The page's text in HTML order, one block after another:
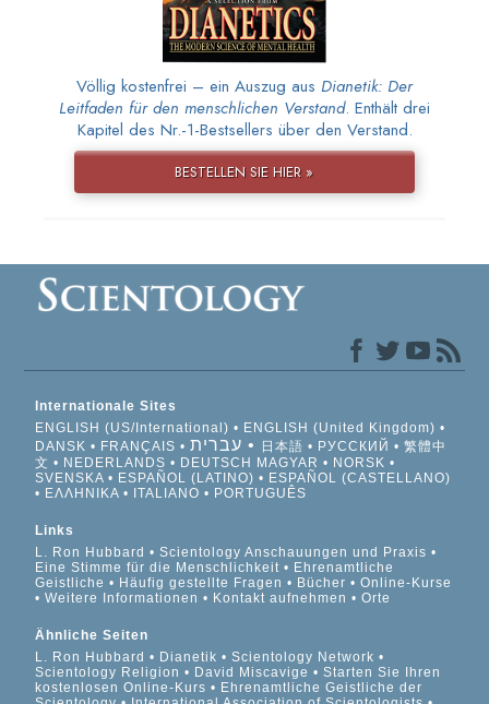
Völlig kostenfrei – ein Auszug aus Dianetik: Der
Leitfaden für den menschlichen Verstand. Enthält drei
Kapitel des Nr.-1-Bestsellers über den Verstand.
BESTELLEN SIE HIER »
Internationale Sites
ENGLISH (US/International)
ENGLISH (United Kingdom)
DANSK
FRANÇAIS עברית 日本語 РУССКИЙ
繁體中
文
NEDERLANDS DEUTSCH MAGYAR
NORSK
SVENSKA
ESPAÑOL (LATINO)
ESPAÑOL (CASTELLANO)
ΕΛΛΗΝΙΚA
ITALIANO PORTUGUÊS
Links
L. Ron Hubbard
Scientology Anschauungen und Praxis
Eine Stimme für die Menschlichkeit
Ehrenamtliche
Geistliche
Häufig gestellte Fragen Bücher
Online-Kurse
Weitere Informationen
Kontakt aufnehmen Orte
Ähnliche Seiten
L. Ron Hubbard
Dianetik
Scientology Network
Scientology Religion
David Miscavige
Starten Sie Ihren
kostenlosen Online-Kurs
Ehrenamtliche Geistliche der